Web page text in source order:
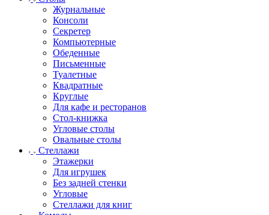
Журнальные
Консоли
Секретер
Компьютерные
Обеденные
Письменные
Туалетные
Квадратные
Круглые
Для кафе и ресторанов
Стол-книжка
Угловые столы
Овальные столы
Стеллажи
Этажерки
Для игрушек
Без задней стенки
Угловые
Стеллажи для книг